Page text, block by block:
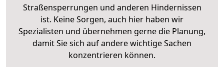
Straßensperrungen und anderen Hindernissen
ist. Keine Sorgen, auch hier haben wir
Spezialisten und übernehmen gerne die Planung,
damit Sie sich auf andere wichtige Sachen
konzentrieren können.